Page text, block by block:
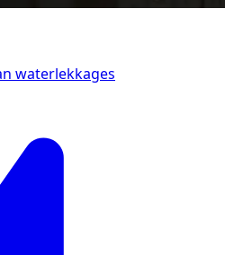
waterlekkages